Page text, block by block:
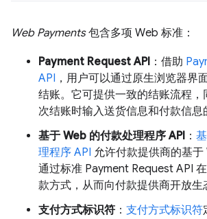
Web Payments包含多项 Web 标准：
Payment Request API ：借助
API ，用户可以通过原生浏览器界
结账。它可提供一致的结账流程
次结账时输入送货信息和付款信息
基于 Web 的付款处理程序 API ：
理程序 API 允许付款提供商的基
通过标准 Payment Request API
款方式，从而向付款提供商开放生
支付方式标识符 ： 支付方式标识符